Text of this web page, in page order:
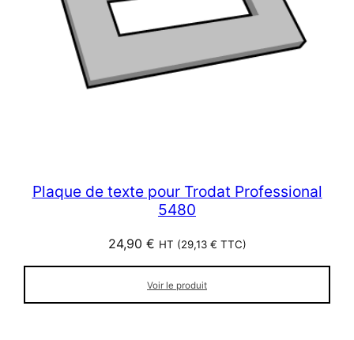
Plaque de texte pour Trodat Professional
5480
24,90 € HT (29,13 € TTC)
Voir le produit